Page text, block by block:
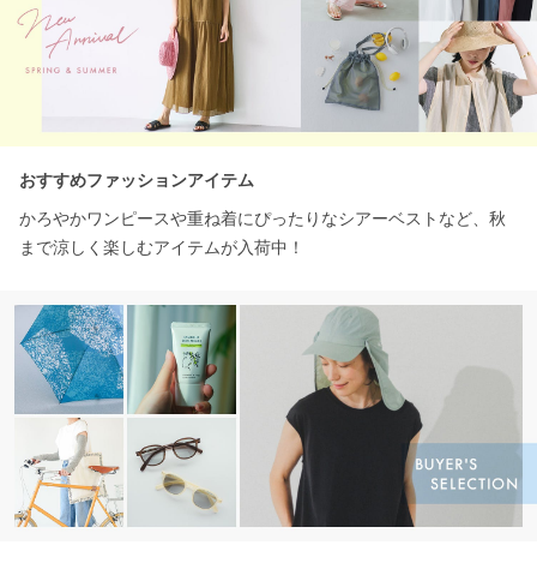
おすすめファッションアイテム
かろやかワンピースや重ね着にぴったりなシアーベストなど、秋
まで涼しく楽しむアイテムが入荷中！